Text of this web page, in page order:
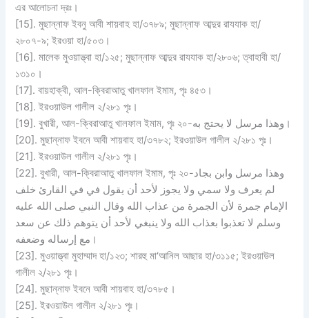
এর আলোচনা দ্রঃ।
[15]. মুছান্নাফ ইবনু আবী শায়বাহ হা/৩৭৮৯; মুছান্নাফ আব্দুর রাযযাক হা/
২৮০৭-৯; ইরওয়া হা/৫০৩।
[16]. মালেক মুওয়াত্ত্বা হা/১২৫; মুছান্নাফ আব্দুর রাযযাক হা/২৮০৬; ত্বাহাবী হা/
১৩১০।
[17]. বায়হাক্বী, আল-ক্বিরাআতু খালফাল ইমাম, পৃঃ ৪৫৩।
[18]. ইরওয়াউল গালীল ২/২৮১ পৃঃ।
[19]. বুখারী, আল-ক্বিরাআতু খালফাল ইমাম, পৃঃ ২০-وهذا مرسل لا يحتج به।
[20]. মুছান্নাফ ইবনে আবী শায়বাহ হা/৩৭৮২; ইরওয়াউল গালীল ২/২৮১ পৃঃ।
[21]. ইরওয়াউল গালীল ২/২৮১ পৃঃ।
[22]. বুখারী, আল-ক্বিরাআতু খালফাল ইমাম, পৃঃ ২০-وهذا مرسل وابن بجاد
لم يعرف ولا سمي ولا يجوز لأحد أن يقول في في القارئ خلف
الإمام جمرة لأن الجمرة من عذاب الله وقال النبي صلى الله عليه
وسلم لا تعذبوا بعذاب الله ولا ينبغي لأحد أن يتوهم ذلك عن سعد
مع إرساله وضعفه।
[23]. মুওয়াত্ত্বা মুহাম্মাদ হা/১২৩; শারহু মা‘আনিল আছার হা/৩১১৫; ইরওয়াউল
গালীল ২/২৮১ পৃঃ।
[24]. মুছান্নাফ ইবনে আবী শায়বাহ হা/৩৭৮৫।
[25]. ইরওয়াউল গালীল ২/২৮১ পৃঃ।